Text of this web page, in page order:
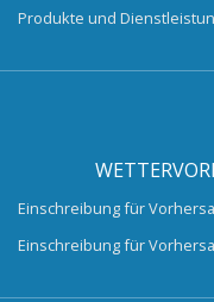
Produkte und
Einschreibung für
Einschreibung für